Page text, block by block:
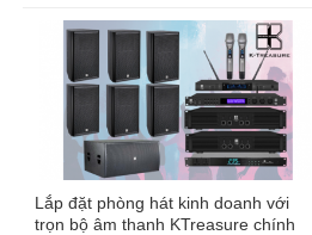
Lắp đặt phòng hát kinh doanh với
trọn bộ âm thanh KTreasure chính